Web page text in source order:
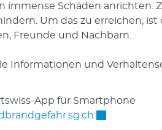
immense Schäden anrichten.
Um das zu erreichen,
Freunde und Nachbarn.
Informationen und
App für Smartphone